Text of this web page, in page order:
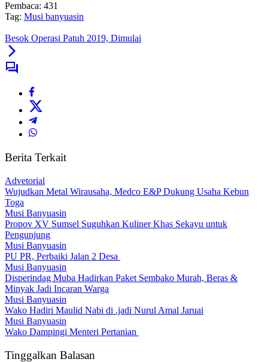
Pembaca: 431
Tag: Musi banyuasin
Besok Operasi Patuh 2019, Dimulai
Berita Terkait
Advetorial
Wujudkan Metal Wirausaha, Medco E&P Dukung Usaha Kebun
Toga
Musi Banyuasin
Propov XV Sumsel Suguhkan Kuliner Khas Sekayu untuk
Pengunjung
Musi Banyuasin
PU PR, Perbaiki Jalan 2 Desa
Musi Banyuasin
Disperindag Muba Hadirkan Paket Sembako Murah, Beras &
Minyak Jadi Incaran Warga
Musi Banyuasin
Wako Hadiri Maulid Nabi di .jadi Nurul Amal Jaruai
Musi Banyuasin
Wako Dampingi Menteri Pertanian
Tinggalkan Balasan